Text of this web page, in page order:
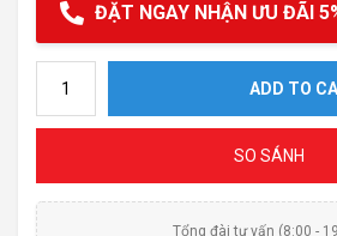
ĐẶT NGAY NHẬN ƯU ĐÃI
ADD TO
SO SÁNH
Tổng đài tư vấn (8:00 -